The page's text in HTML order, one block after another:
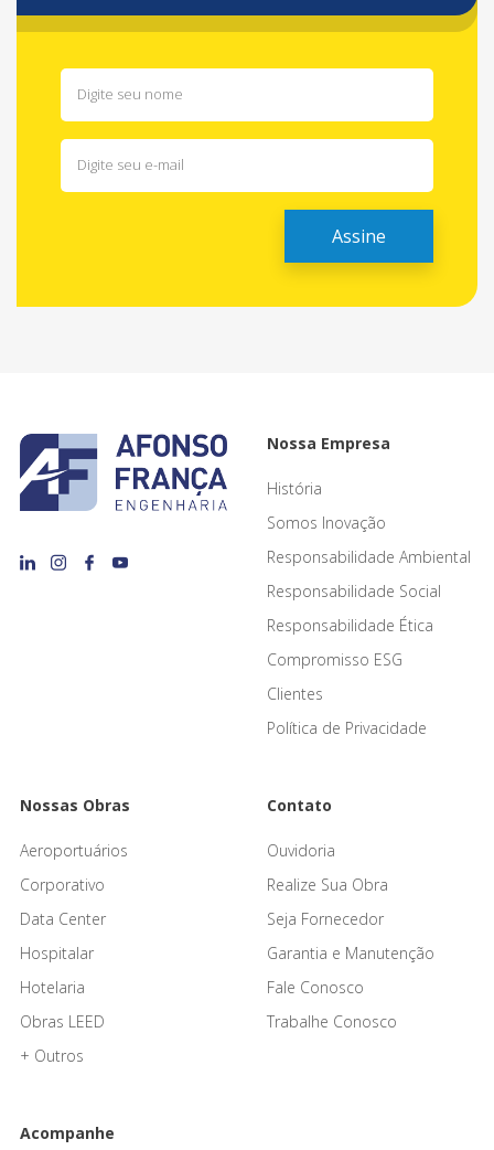
Nossa Empresa
História
Somos Inovação
Responsabilidade Ambiental
Responsabilidade Social
Responsabilidade Ética
Compromisso ESG
Clientes
Política de Privacidade
Nossas Obras
Aeroportuários
Corporativo
Data Center
Hospitalar
Hotelaria
Obras LEED
+ Outros
Contato
Ouvidoria
Realize Sua Obra
Seja Fornecedor
Garantia e Manutenção
Fale Conosco
Trabalhe Conosco
Acompanhe